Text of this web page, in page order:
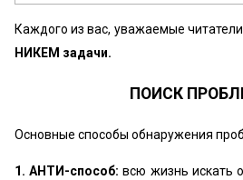
Каждого из вас, уважаемые
НИКЕМ задачи.
ПОИСК
Основные способы обнаружения
1. АНТИ-способ: всю жизнь искать